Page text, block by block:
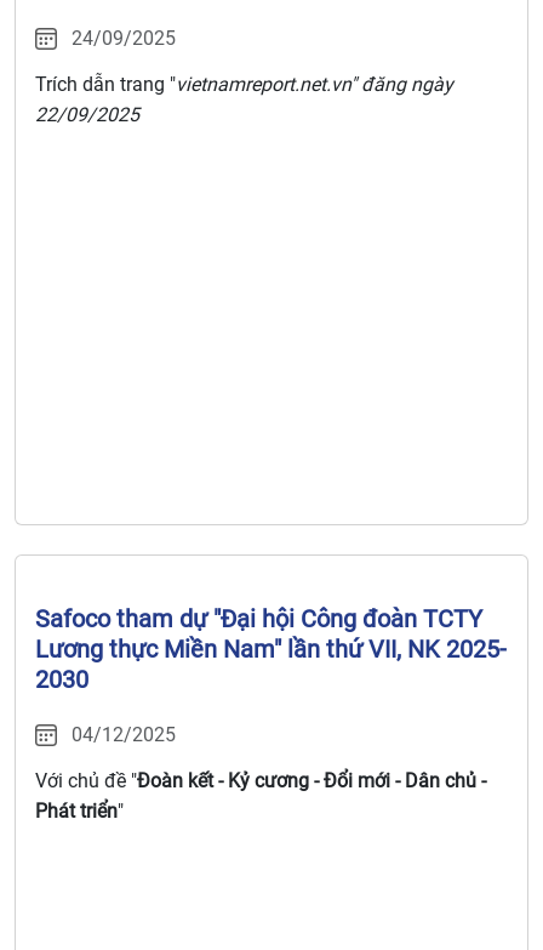
24/09/2025
Trích dẫn trang "vietnamreport.net.vn" đăng ngày
22/09/2025
Safoco tham dự "Đại hội Công đoàn TCTY
Lương thực Miền Nam" lần thứ VII, NK 2025-
2030
04/12/2025
Với chủ đề "Đoàn kết - Kỷ cương - Đổi mới - Dân chủ -
Phát triển"